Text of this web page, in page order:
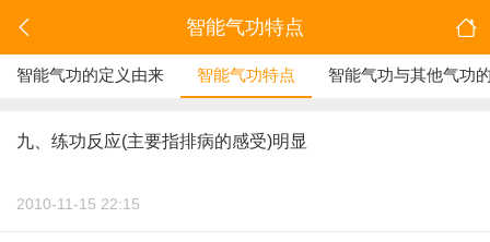
智能气功特点
智能气功的定义由来 智能气功特点 智能气功与其他气功
九、练功反应(主要指排病的感受)明显
2010-11-15 22:15